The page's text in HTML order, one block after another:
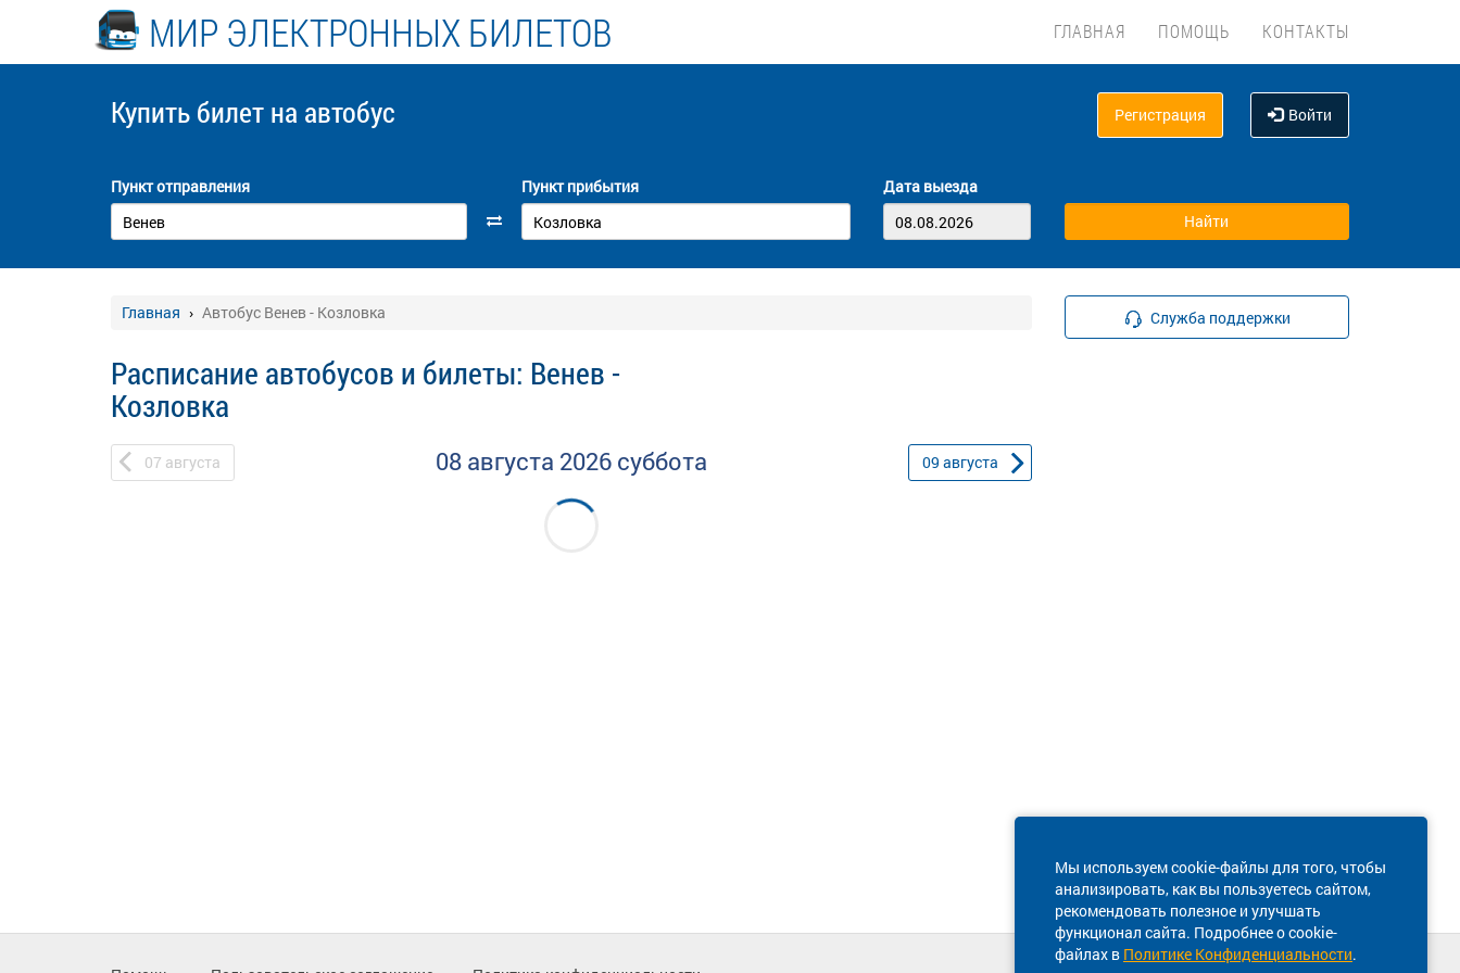
МИР ЭЛЕКТРОННЫХ БИЛЕТОВ ГЛАВНАЯ ПОМОЩЬ КОНТАКТЫ
Купить билет на автобус Регистрация Войти
Пункт отправления Пункт прибытия Дата выезда
Главная Автобус Венев - Козловка
Расписание автобусов и билеты: Венев -
Козловка
07 августа 08 августа 2026 суббота 09 августа
Служба поддержки
Мы используем cookie-файлы для того, чтобы
анализировать, как вы пользуетесь сайтом,
рекомендовать полезное и улучшать
функционал сайта. Подробнее о cookie-
файлах в Политике Конфиденциальности.